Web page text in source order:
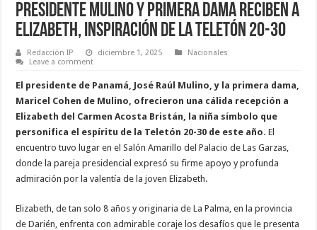
Presidente Mulino y Primera Dama Reciben a
Elizabeth, Inspiración de la Teletón 20-30
Redacción IP diciembre 1, 2025
Nacionales
Leave a comment
El presidente de Panamá, José Raúl Mulino, y la primera dama,
Maricel Cohen de Mulino, ofrecieron una cálida recepción a
Elizabeth del Carmen Acosta Bristán, la niña símbolo que
personifica el espíritu de la Teletón 20-30 de este año.El
encuentro tuvo lugar en el Salón Amarillo del Palacio de Las Garzas,
donde la pareja presidencial expresó su firme apoyo y profunda
admiración por la valentía de la joven Elizabeth.
Elizabeth, de tan solo 8 años y originaria de La Palma, en la provincia
de Darién, enfrenta con admirable coraje los desafíos que le presenta